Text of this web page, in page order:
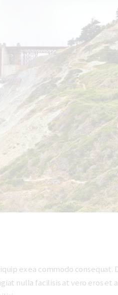
ex ea commodo consequat.
nulla facilisis at vero eros et